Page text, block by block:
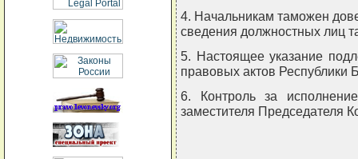
4. Начальникам таможен
сведения должностных лиц
5. Настоящее указание
правовых актов Республики
6. Контроль за
заместителя Председателя